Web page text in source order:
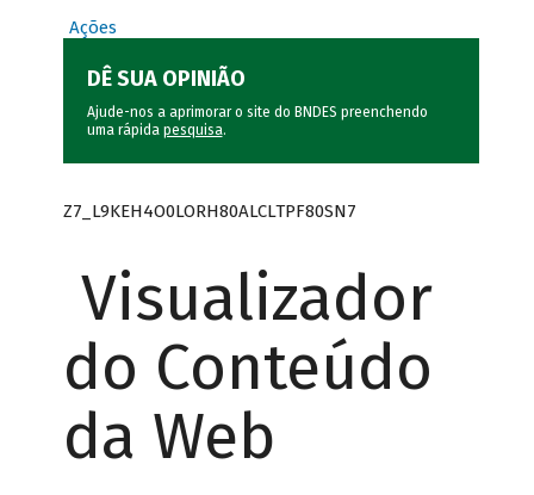
Ações
DÊ SUA OPINIÃO
Ajude-nos a aprimorar o site do BNDES preenchendo
uma rápida pesquisa.
Z7_L9KEH4O0LORH80ALCLTPF80SN7
Visualizador
do Conteúdo
da Web